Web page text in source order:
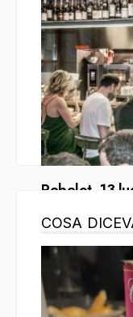
Rebelot, 13
COSA